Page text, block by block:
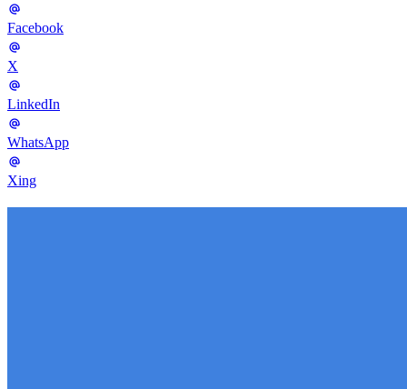
Facebook
X
LinkedIn
WhatsApp
Xing